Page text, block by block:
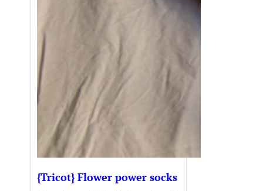
{Tricot} Flower power socks